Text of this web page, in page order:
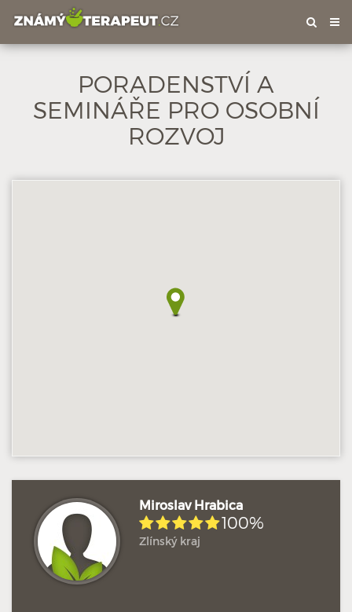
PORADENSTVÍ A
SEMINÁŘE PRO OSOBNÍ
ROZVOJ
Miroslav Hrabica
100%
Zlínský kraj